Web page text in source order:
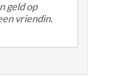
geld op
vriendin.